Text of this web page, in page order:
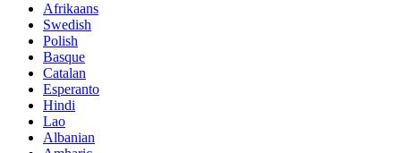
Afrikaans
Swedish
Polish
Basque
Catalan
Esperanto
Hindi
Lao
Albanian